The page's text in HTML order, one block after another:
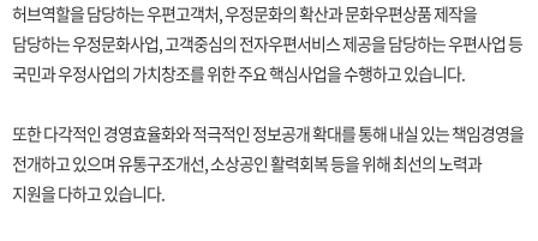
허브역할을 담당하는 우편고객처, 우정문화의 확산과 문화우편상품 제작을
담당하는 우정문화사업, 고객중심의 전자우편서비스 제공을 담당하는 우편사업 등
국민과 우정사업의 가치창조를 위한 주요 핵심사업을 수행하고 있습니다.
또한 다각적인 경영효율화와 적극적인 정보공개 확대를 통해 내실 있는 책임경영을
전개하고 있으며 유통구조개선, 소상공인 활력회복 등을 위해 최선의 노력과
지원을 다하고 있습니다.